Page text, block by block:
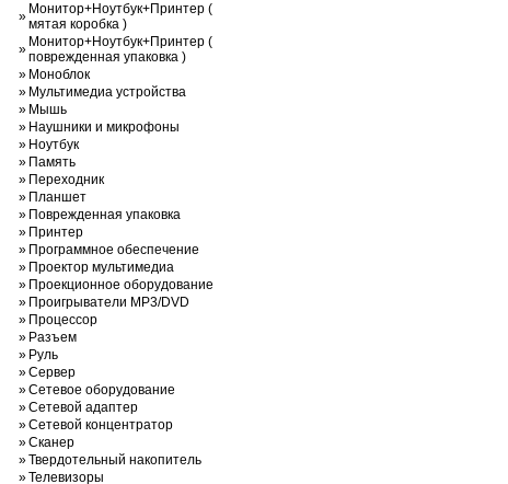
» Монитор+Ноутбук+Принтер (
мятая коробка )
» Монитор+Ноутбук+Принтер (
поврежденная упаковка )
» Моноблок
» Мультимедиа устройства
» Мышь
» Наушники и микрофоны
» Ноутбук
» Память
» Переходник
» Планшет
» Поврежденная упаковка
» Принтер
» Программное обеспечение
» Проектор мультимедиа
» Проекционное оборудование
» Проигрыватели MP3/DVD
» Процессор
» Разъем
» Руль
»Сервер
»Сетевое оборудование
»Сетевой адаптер
»Сетевой концентратор
»Сканер
»Твердотельный накопитель
»Телевизоры